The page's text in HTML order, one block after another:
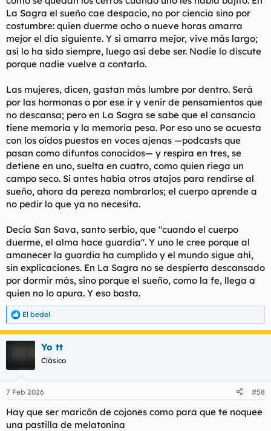
Yo me acuesto con mi diadema de auriculares y me duermo
escuchando podcasts.
También me ayudo de ejercicios de respiración: inspirar en tres
tiempos-pausa en uno- expirar en cuatro...
Cuando era más joven me solía cascar una pajilla para
relajarme, y al tercer o cuarto orgasmo caía rendida. Pero
ahora... pfff, qué pereza, no?
La Sagra el sueño cae despacio, no por ciencia sino por
costumbre: quien duerme ocho o nueve horas amarra
mejor el día siguiente. Y si amarra mejor, vive más largo;
así lo ha sido siempre, luego así debe ser. Nadie lo discute
porque nadie vuelve a contarlo.
Las mujeres, dicen, gastan más lumbre por dentro. Será
por las hormonas o por ese ir y venir de pensamientos que
no descansa; pero en La Sagra se sabe que el cansancio
tiene memoria y la memoria pesa. Por eso uno se acuesta
con los oídos puestos en voces ajenas —podcasts que
pasan como difuntos conocidos— y respira en tres, se
detiene en uno, suelta en cuatro, como quien riega un
campo seco. Si antes había otros atajos para rendirse al
sueño, ahora da pereza nombrarlos; el cuerpo aprende a
no pedir lo que ya no necesita.
Decía San Sava, santo serbio, que "cuando el cuerpo
duerme, el alma hace guardia". Y uno le cree porque al
amanecer la guardia ha cumplido y el mundo sigue ahí,
sin explicaciones. En La Sagra no se despierta descansado
por dormir más, sino porque el sueño, como la fe, llega a
quien no lo apura. Y eso basta.
R
e
a
e
:
El bedel
Yo tt
Clásico
7 Feb 2026 #58
Hay que ser maricôn de cojones como para que te noquee
una pastilla de melatonina